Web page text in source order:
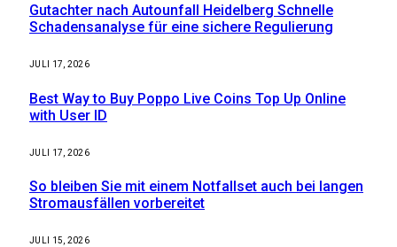
Gutachter nach Autounfall Heidelberg Schnelle
Schadensanalyse für eine sichere Regulierung
JULI 17, 2026
Best Way to Buy Poppo Live Coins Top Up Online
with User ID
JULI 17, 2026
So bleiben Sie mit einem Notfallset auch bei langen
Stromausfällen vorbereitet
JULI 15, 2026